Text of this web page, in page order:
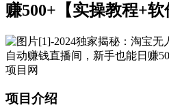
赚500+【实操教程+软
项目介绍